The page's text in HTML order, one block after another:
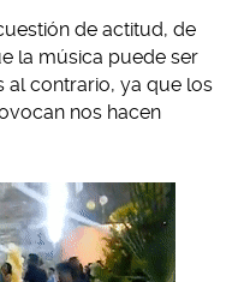
de actitud, de
la música puede ser
al contrario, ya que los
nos hacen